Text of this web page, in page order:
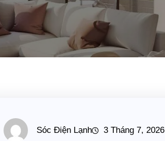
Sóc Điện Lạnh 3 Tháng 7, 2026